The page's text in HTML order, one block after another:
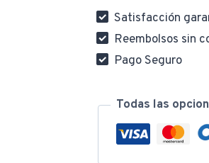
TAC2111003
cantidad
Satisfacción
Reembolsos sin
Pago Seguro
Todas las